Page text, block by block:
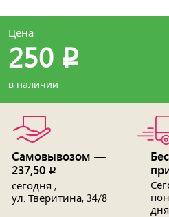
Цена
250 p
в наличии
Самовывозом —
237,50 p
сегодня ,
ул. Тверитина, 34/8
дня